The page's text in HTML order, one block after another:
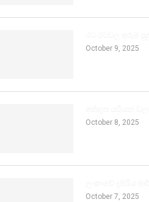
October 9, 2025
October 8, 2025
October 7, 2025